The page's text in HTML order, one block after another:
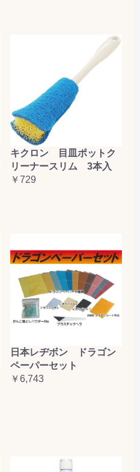
キクロン 目皿ポットク
リーナースリム 3本入
￥729
日本レヂボン ドラゴン
ペーパーセット
￥6,743